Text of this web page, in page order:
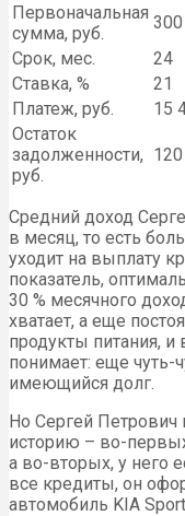
Первоначальная
сумма, руб.
Срок, мес.
24
Ставка, %
21
Платеж, руб.
15
Остаток
задолженности,
руб.
Средний доход
в месяц, то есть
уходит на выплату
показатель,
30 % месячного
хватает, а еще
продукты питания,
понимает: еще чуть-
имеющийся долг.
Но Сергей Петрович
историю – во-
а во-вторых, у него
все кредиты, он
автомобиль KIA